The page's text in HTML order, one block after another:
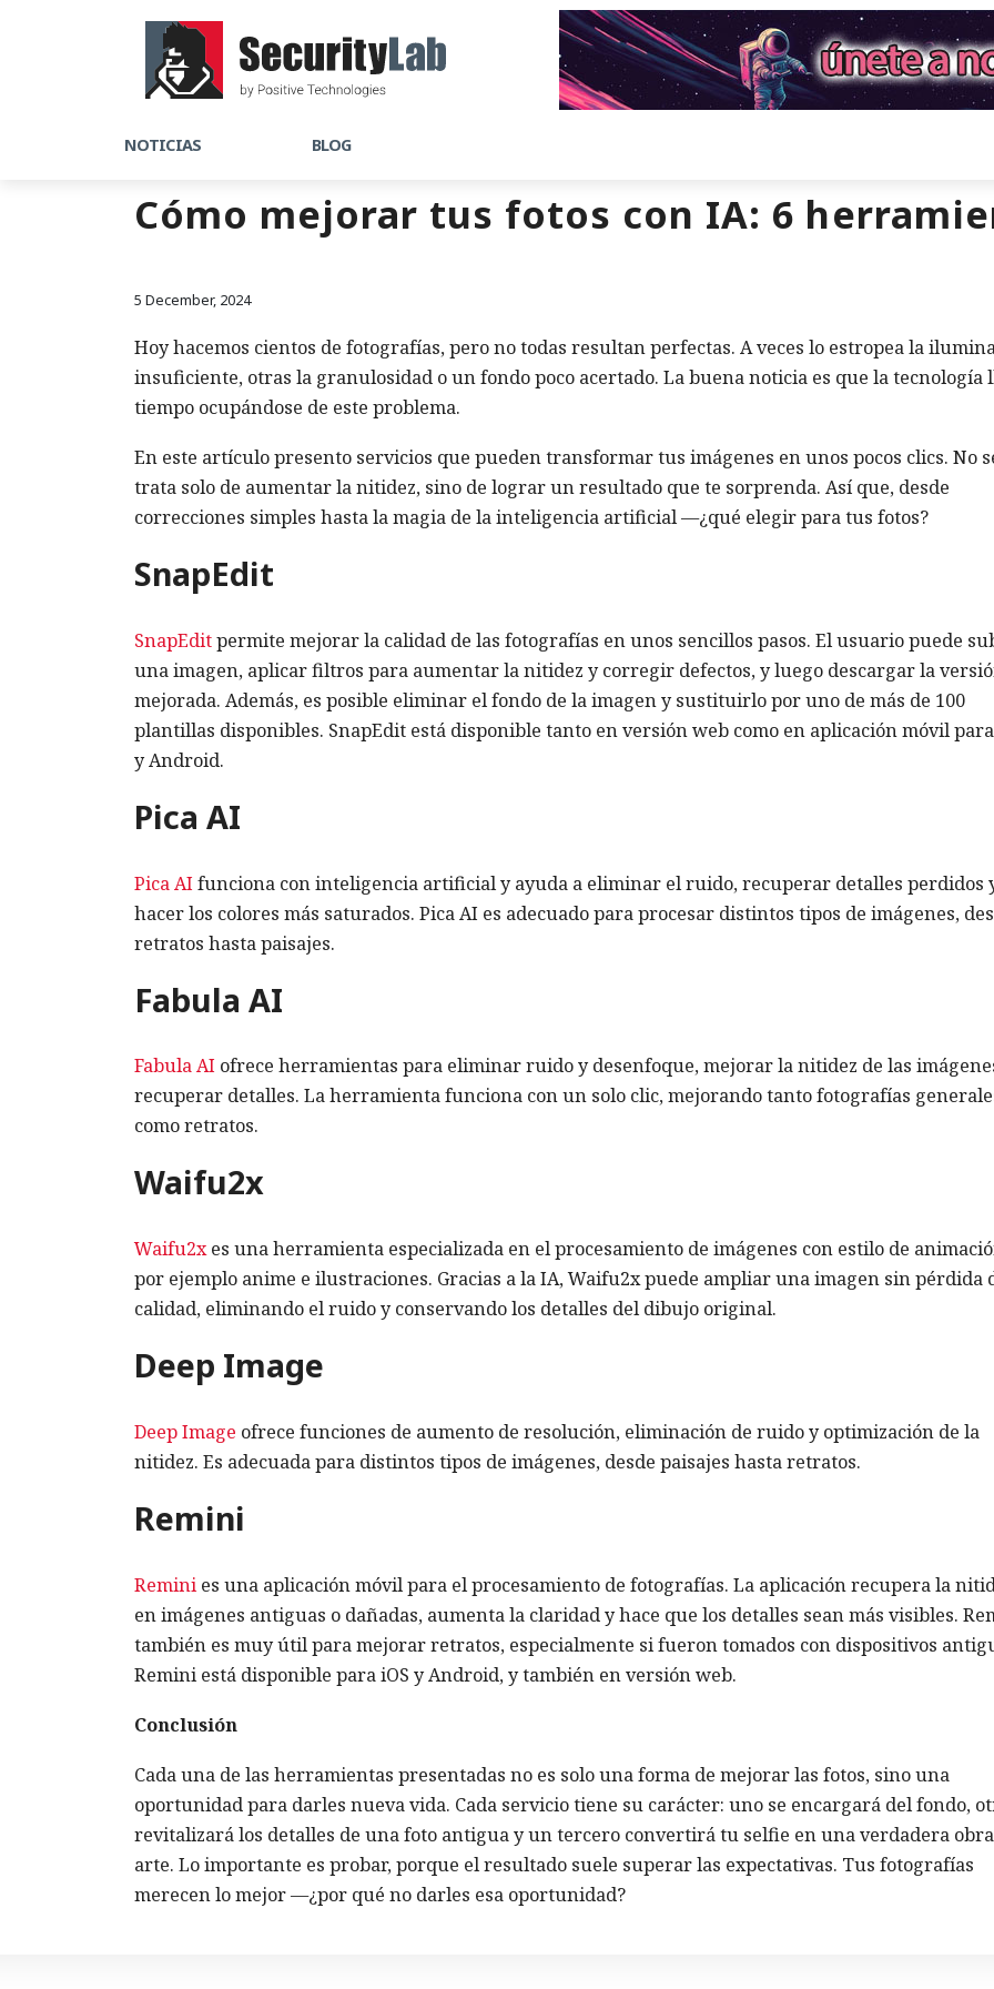
NOTICIAS BLOG
Cómo mejorar tus fotos con IA: 6
5 December, 2024
Hoy hacemos cientos de fotografías, pero no todas resultan perfectas. A veces lo estropea la
insuficiente, otras la granulosidad o un fondo poco acertado. La buena noticia es que la tecnología
tiempo ocupándose de este problema.
En este artículo presento servicios que pueden transformar tus imágenes en unos pocos clics. No
trata solo de aumentar la nitidez, sino de lograr un resultado que te sorprenda. Así que, desde
correcciones simples hasta la magia de la inteligencia artificial —¿qué elegir para tus fotos?
SnapEdit
SnapEditpermite mejorar la calidad de las fotografías en unos sencillos pasos. El usuario puede
una imagen, aplicar filtros para aumentar la nitidez y corregir defectos, y luego descargar la
mejorada. Además, es posible eliminar el fondo de la imagen y sustituirlo por uno de más de 100
plantillas disponibles. SnapEdit está disponible tanto en versión web como en aplicación móvil para
y Android.
Pica AI
Pica AI funciona con inteligencia artificial y ayuda a eliminar el ruido, recuperar detalles perdidos
hacer los colores más saturados. Pica AI es adecuado para procesar distintos tipos de imágenes,
retratos hasta paisajes.
Fabula AI
Fabula AI ofrece herramientas para eliminar ruido y desenfoque, mejorar la nitidez de las
recuperar detalles. La herramienta funciona con un solo clic, mejorando tanto fotografías
como retratos.
Waifu2x
Waifu2xes una herramienta especializada en el procesamiento de imágenes con estilo de
por ejemplo anime e ilustraciones. Gracias a la IA, Waifu2x puede ampliar una imagen sin pérdida
calidad, eliminando el ruido y conservando los detalles del dibujo original.
Deep Image
Deep Image ofrece funciones de aumento de resolución, eliminación de ruido y optimización de la
nitidez. Es adecuada para distintos tipos de imágenes, desde paisajes hasta retratos.
Remini
Remini es una aplicación móvil para el procesamiento de fotografías. La aplicación recupera la
en imágenes antiguas o dañadas, aumenta la claridad y hace que los detalles sean más visibles.
también es muy útil para mejorar retratos, especialmente si fueron tomados con dispositivos
Remini está disponible para iOS y Android, y también en versión web.
Conclusión
Cada una de las herramientas presentadas no es solo una forma de mejorar las fotos, sino una
oportunidad para darles nueva vida. Cada servicio tiene su carácter: uno se encargará del fondo,
revitalizará los detalles de una foto antigua y un tercero convertirá tu selfie en una verdadera
arte. Lo importante es probar, porque el resultado suele superar las expectativas. Tus fotografías
merecen lo mejor —¿por qué no darles esa oportunidad?